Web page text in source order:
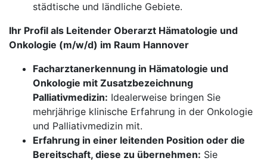
städtische und ländliche Gebiete.
Ihr Profil als Leitender Oberarzt Hämatologie und
Onkologie (m/w/d) im Raum Hannover
Facharztanerkennung in Hämatologie und
Onkologie mit Zusatzbezeichnung
Palliativmedizin: Idealerweise bringen Sie
mehrjährige klinische Erfahrung in der Onkologie
und Palliativmedizin mit.
Erfahrung in einer leitenden Position oder die
Bereitschaft, diese zu übernehmen: Sie